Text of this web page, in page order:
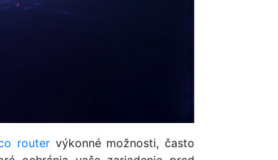
router výkonné možnosti, často